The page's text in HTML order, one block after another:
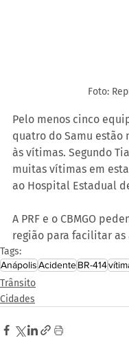
Foto:
Pelo menos cinco
quatro do Samu
às vítimas. Segundo
muitas vítimas em
ao Hospital Estadual
A PRF e o CBMGO
região para facilitar as
Tags:
AnápolisAcidenteBR-414
Trânsito
Cidades